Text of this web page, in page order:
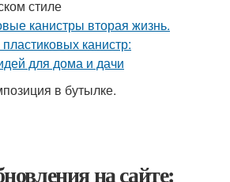
стиле
в бутылке.
на сайте: